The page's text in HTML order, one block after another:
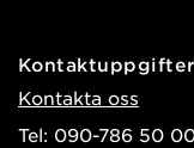
Kontaktuppgifter
Kontakta oss
Tel: 090-786 50